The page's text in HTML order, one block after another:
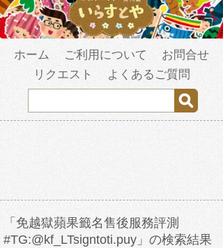
ホーム ご利用について
お問合せ
リクエスト
よくあるご質問
「免越獄蘋果籤名售後服務評測
#TG:@kf_LTsigntoti.puy」の検索結果